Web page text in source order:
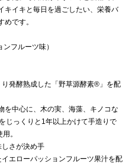
キイキと毎日を過ごしたい、栄養バ
です。
フルーツ味）
発酵熟成した「野草源酵素®」を配
を中心に、木の実、海藻、キノコな
じっくりと1年以上かけて手造りで
。
さが決め手
エローパッションフルーツ果汁を配